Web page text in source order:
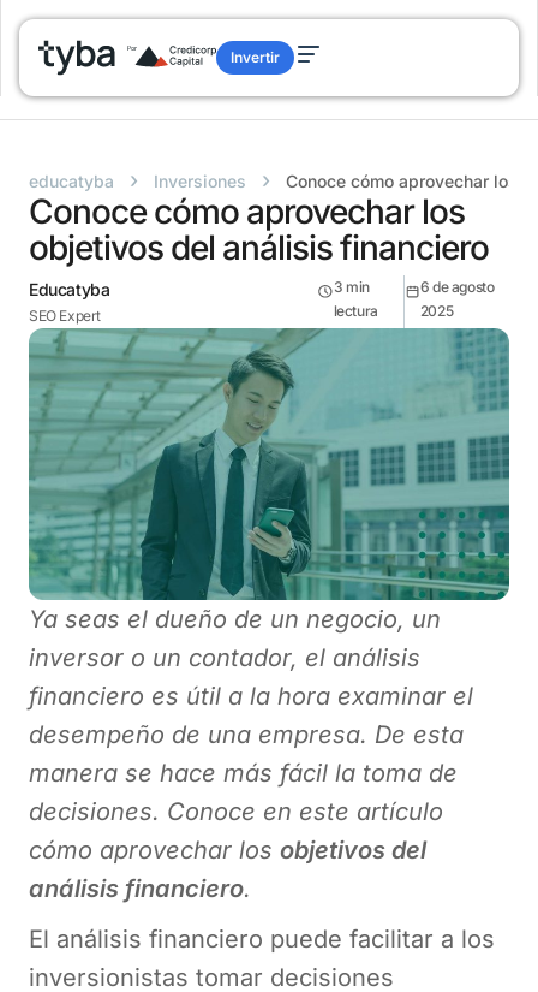
Invertir
educatyba › Inversiones › Conoce cómo aprovechar los
Conoce cómo aprovechar los
objetivos del análisis financiero
Educatyba
SEO Expert
3 min
lectura
6 de agosto
2025
Ya seas el dueño de un negocio, un
inversor o un contador, el análisis
financiero es útil a la hora examinar el
desempeño de una empresa. De esta
manera se hace más fácil la toma de
decisiones. Conoce en este artículo
cómo aprovechar los objetivos del
análisis financiero.
El análisis financiero puede facilitar a los
inversionistas tomar decisiones